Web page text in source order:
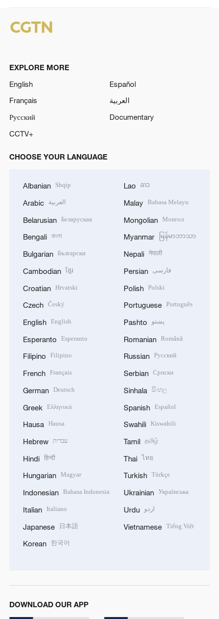
EXPLORE MORE
English
Español
Français
العربية
Русский
Documentary
CCTV+
CHOOSE YOUR LANGUAGE
Albanian Shqip
Arabic العربية
Belarusian Беларуская
Bengali বাংলা
Bulgarian Български
Cambodian ខ្មែរ
Croatian Hrvatski
Czech Český
English English
Esperanto Esperanto
Filipino Filipino
French Français
German Deutsch
Greek Ελληνικά
Hausa Hausa
Hebrew עברית
Hindi हिन्दी
Hungarian Magyar
Indonesian Bahasa Indonesia
Italian Italiano
Japanese 日本語
Korean 한국어
Lao ລາວ
Malay Bahasa Melayu
Mongolian Монгол
Myanmar မြန်မာဘာသာ
Nepali नेपाली
Persian فارسی
Polish Polski
Portuguese Português
Pashto پښتو
Romanian Română
Russian Русский
Serbian Српски
Sinhala සිංහල
Spanish Español
Swahili Kiswahili
Tamil தமிழ்
Thai ไทย
Turkish Türkçe
Ukrainian Українська
Urdu اردو
Vietnamese Tiếng Việt
DOWNLOAD OUR APP